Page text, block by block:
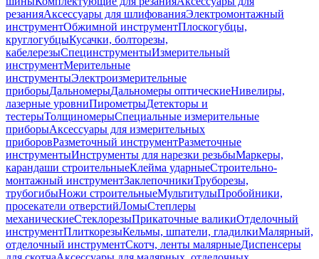
резанияАксессуары для шлифованияЭлектромонтажный
инструментОбжимной инструментПлоскогубцы,
круглогубцыКусачки, болторезы,
кабелерезыСпецинструментыИзмерительный
инструментМерительные
инструментыЭлектроизмерительные
приборыДальномерыДальномеры оптическиеНивелиры,
лазерные уровниПирометрыДетекторы и
тестерыТолщиномерыСпециальные измерительные
приборыАксессуары для измерительных
приборовРазметочный инструментРазметочные
инструментыИнструменты для нарезки резьбыМаркеры,
карандаши строительныеКлейма ударныеСтроительно-
монтажный инструментЗаклепочникиТруборезы,
трубогибыНожи строительныеМультитулыПробойники,
просекатели отверстийЛомыСтеплеры
механическиеСтеклорезыПрикаточные валикиОтделочный
инструментПлиткорезыКельмы, шпатели, гладилкиМалярный,
отделочный инструментСкотч, ленты малярныеДиспенсеры